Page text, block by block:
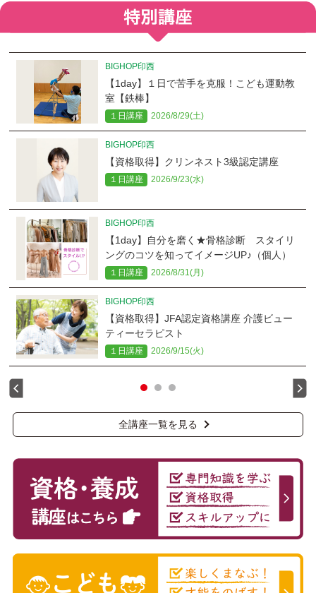
BIGHOP印西
【1day】１日で苦手を克服！こども運動教
室【鉄棒】
１日講座 2026/8/29(土)
BIGHOP印西
【資格取得】クリンネスト3級認定講座
１日講座 2026/9/23(水)
BIGHOP印西
【1day】自分を磨く★骨格診断 スタイリ
ングのコツを知ってイメージUP♪（個人）
１日講座 2026/8/31(月)
BIGHOP印西
【資格取得】JFA認定資格講座 介護ビュー
ティーセラピスト
１日講座 2026/9/15(火)
全講座一覧を見る